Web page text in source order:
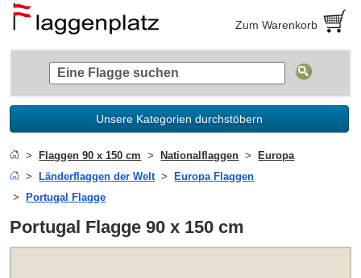
Zum Warenkorb
Unsere Kategorien durchstöbern
Flaggen 90 x 150 cm Nationalflaggen
Europa
Länderflaggen der Welt
Europa Flaggen
Portugal Flagge
Portugal Flagge 90 x 150 cm